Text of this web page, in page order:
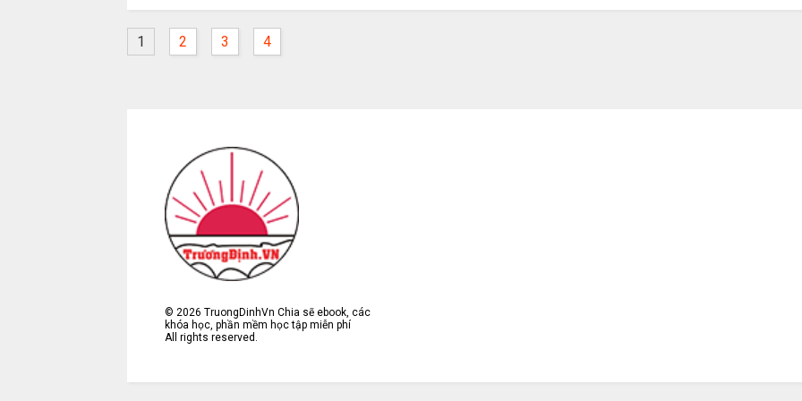
1 2 3 4
©2026 TruongDinhVn Chia sẽ ebook, các
khóa học, phần mềm học tập miễn phí
All rights reserved.